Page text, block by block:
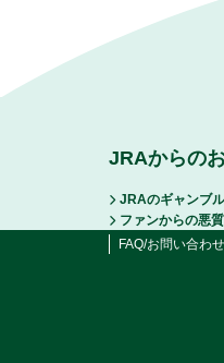
JRAからの
JRAのギャンブ
ファンからの悪
FAQ/お問い合わせ